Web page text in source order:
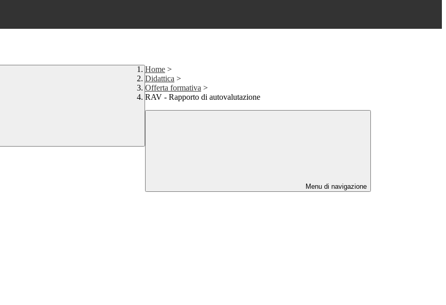
Home >
Didattica >
Offerta formativa >
RAV - Rapporto di autovalutazione
Menu di navigazione